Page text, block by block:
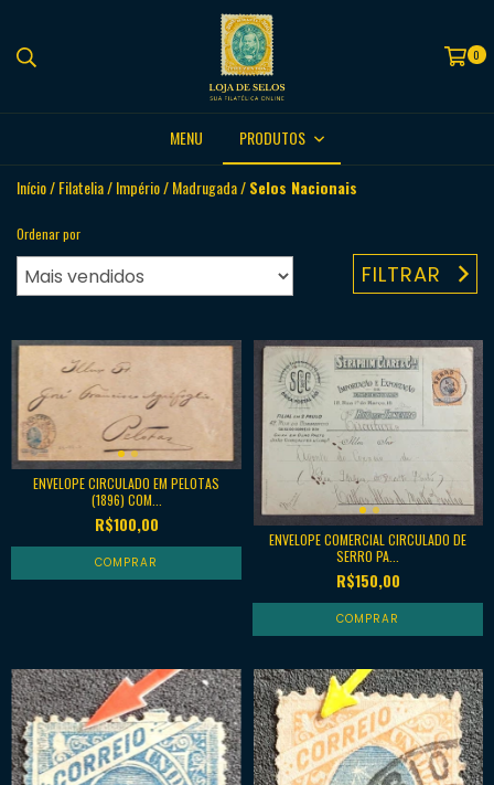
0
MENU PRODUTOS
Início/Filatelia/Império/Madrugada/Selos Nacionais
Ordenar por
FILTRAR
ENVELOPE CIRCULADO EM PELOTAS
(1896) COM...
R$100,00
ENVELOPE COMERCIAL CIRCULADO DE
SERRO PA...
R$150,00